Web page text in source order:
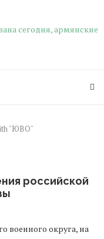
"ЮВО"
российской
военного округа, на